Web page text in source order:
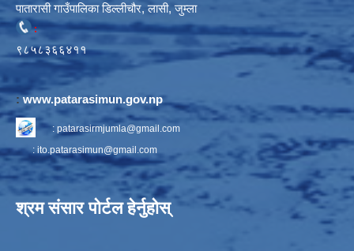
पातारासी गाउँपालिका डिल्लीचौर, लासी, जुम्ला
:
९८५८३६६४११
:www.patarasimun.gov.np
: patarasirmjumla@gmail.com
: ito.patarasimun@gmail.com
श्रम संसार पोर्टल हेर्नुहोस्